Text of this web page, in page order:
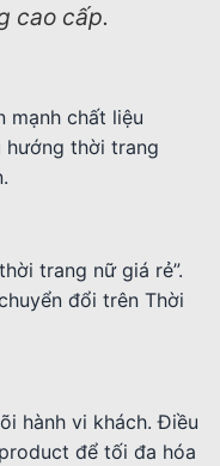
cao cấp.
mạnh chất liệu
thời trang
trang nữ giá rẻ”.
đổi trên Thời
hành vi khách. Điều
để tối đa hóa